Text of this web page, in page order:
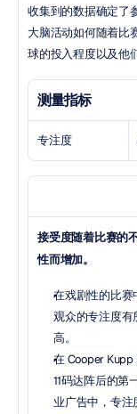
收集到的数据确定了
大脑活动如何随着比
球的投入程度以及他
测量指标
专注度
接受度随着比赛的
性而增加。
在戏剧性的比赛
观众的专注度有
高。
在 Cooper Kupp
11码达阵后的第
业广告中，专注